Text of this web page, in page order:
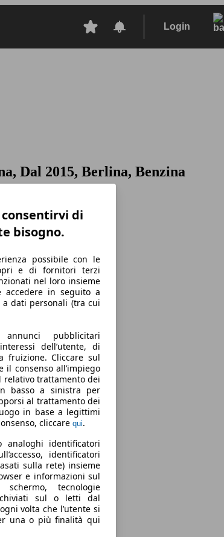
Login
Dal 2015, Berlina, Benzina
di
bisogno.
possibile con le
e di fornitori terzi
nel loro insieme
accedere in seguito a
dati personali (tra cui
pubblicitari
dell’utente, di
fruizione. Cliccare sul
consenso all’impiego
relativo trattamento dei
basso a sinistra per
al trattamento dei
in base a legittimi
cliccare qui.
analoghi identificatori
identificatori
sulla rete) insieme
e informazioni sul
tecnologie
sul o letti dal
volta che l’utente si
una o più finalità qui